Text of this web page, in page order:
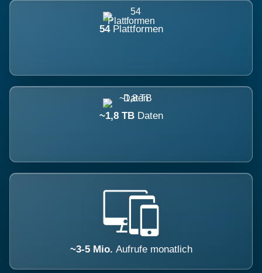
54 Plattformen
~1,8 TB Daten
~3-5 Mio. Aufrufe monatlich